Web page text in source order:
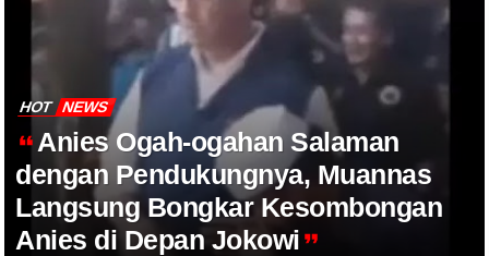
HOT NEWS
Anies Ogah-ogahan Salaman
dengan Pendukungnya, Muannas
Langsung Bongkar Kesombongan
Anies di Depan Jokowi